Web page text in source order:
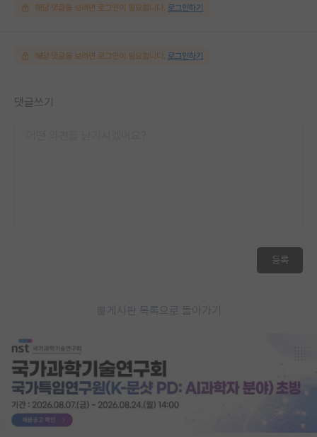
해당 댓글을 보려면 로그인이 필요합니다. 로그인하기
해당 댓글을 보려면 로그인이 필요합니다. 로그인하기
댓글쓰기
등록
게시판 목록으로 돌아가기